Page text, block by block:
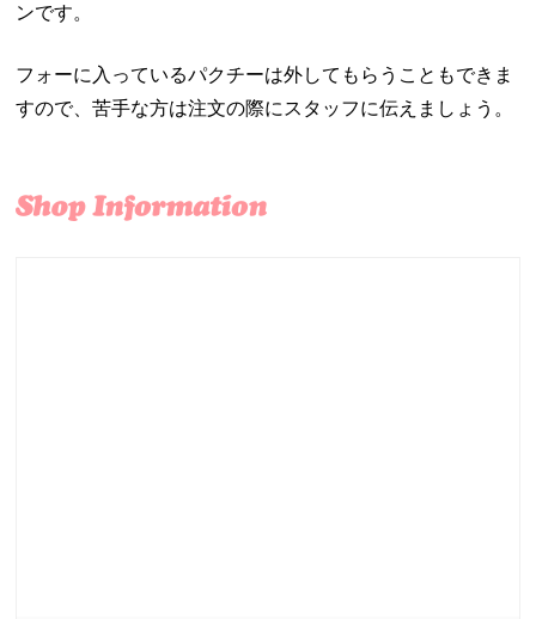
ンです。
フォーに入っているパクチーは外してもらうこともできま
すので、苦手な方は注文の際にスタッフに伝えましょう。